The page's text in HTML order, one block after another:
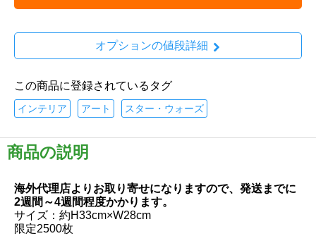
オプションの値段詳細
この商品に登録されているタグ
インテリア アート スター・ウォーズ
商品の説明
海外代理店よりお取り寄せになりますので、発送までに
2週間～4週間程度かかります。
サイズ：約H33cm×W28cm
限定2500枚